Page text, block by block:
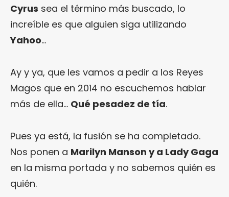
Cyrus sea el término más buscado, lo
increíble es que alguien siga utilizando
Yahoo…
Ay y ya, que les vamos a pedir a los Reyes
Magos que en 2014 no escuchemos hablar
más de ella… Qué pesadez de tía.
Pues ya está, la fusión se ha completado.
Nos ponen a Marilyn Manson y a Lady Gaga
en la misma portada y no sabemos quién es
quién.